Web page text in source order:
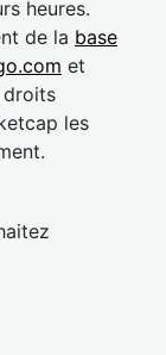
heures.
de la base
et
droits
les